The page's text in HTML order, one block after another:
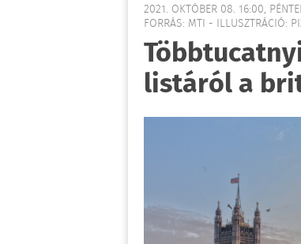
2021. OKTÓBER 08. 16:00,
FORRÁS: MTI - ILLUSZTRÁCIÓ:
listáról a